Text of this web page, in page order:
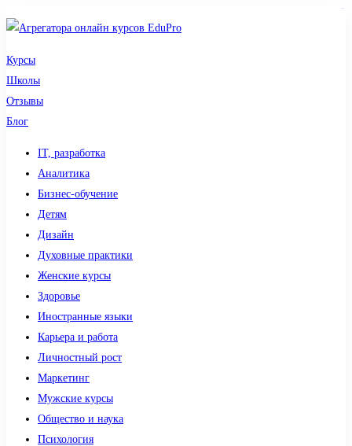
Курсы
Школы
Отзывы
Блог
IT, разработка
Аналитика
Бизнес-обучение
Детям
Дизайн
Духовные практики
Женские курсы
Здоровье
Иностранные языки
Карьера и работа
Личностный рост
Маркетинг
Мужские курсы
Общество и наука
Психология